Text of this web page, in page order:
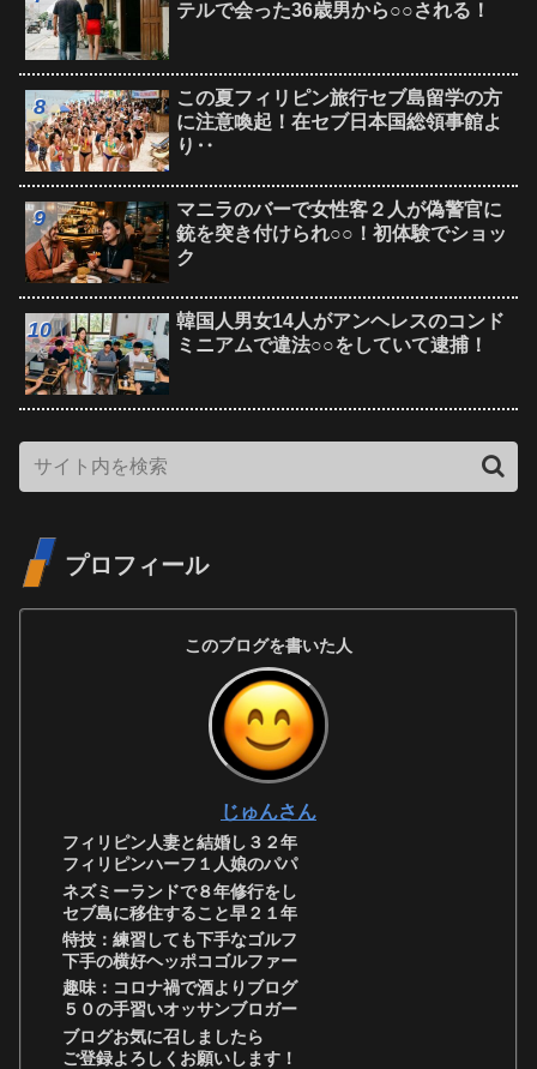
テルで会った36歳男から○○される！
この夏フィリピン旅行セブ島留学の方
に注意喚起！在セブ日本国総領事館よ
り‥
マニラのバーで女性客２人が偽警官に
銃を突き付けられ○○！初体験でショッ
ク
韓国人男女14人がアンヘレスのコンド
ミニアムで違法○○をしていて逮捕！
プロフィール
このブログを書いた人
じゅんさん
フィリピン人妻と結婚し３２年
フィリピンハーフ１人娘のパパ
ネズミーランドで８年修行をし
セブ島に移住すること早２１年
特技：練習しても下手なゴルフ
下手の横好ヘッポコゴルファー
趣味：コロナ禍で酒よりブログ
５０の手習いオッサンブロガー
ブログお気に召しましたら
ご登録よろしくお願いします！